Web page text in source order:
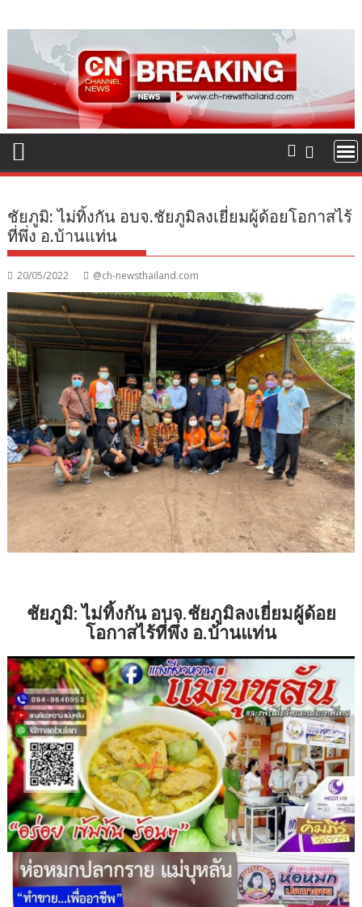
to
content
ชัยภูมิ: ไม่ทิ้งกัน อบจ.ชัยภูมิลงเยี่ยมผู้ด้อยโอกาสไร้
ที่พึ่ง อ.บ้านแท่น
20/05/2022 @ch-newsthailand.com
ชัยภูมิ: ไม่ทิ้งกัน อบจ.ชัยภูมิลงเยี่ยมผู้ด้อย
โอกาสไร้ที่พึ่ง อ.บ้านแท่น